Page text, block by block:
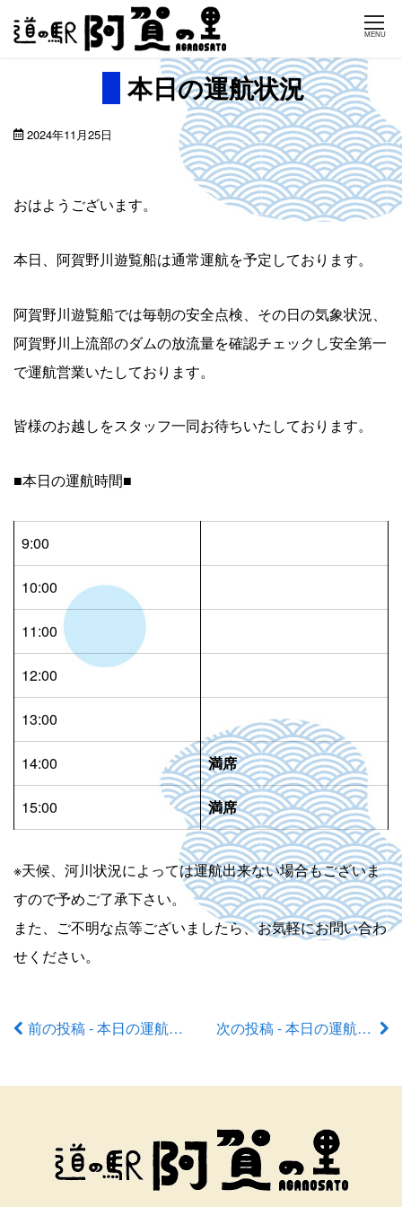
Skip
MENU
本日の運航状況
2024年11月25日
おはようございます。
本日、阿賀野川遊覧船は通常運航を予定しております。
阿賀野川遊覧船では毎朝の安全点検、その日の気象状況、
阿賀野川上流部のダムの放流量を確認チェックし安全第一
で運航営業いたしております。
皆様のお越しをスタッフ一同お待ちいたしております。
■本日の運航時間■
9:00
10:00
11:00
12:00
13:00
14:00 満席
15:00 満席
※天候、河川状況によっては運航出来ない場合もございま
すので予めご了承下さい。
また、ご不明な点等ございましたら、お気軽にお問い合わ
せください。
前前の投稿 - 本日の運航状況 次の投稿 - 本日の運航状況